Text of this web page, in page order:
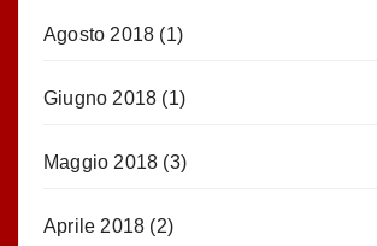
Agosto 2018 (1)
Giugno 2018 (1)
Maggio 2018 (3)
Aprile 2018 (2)